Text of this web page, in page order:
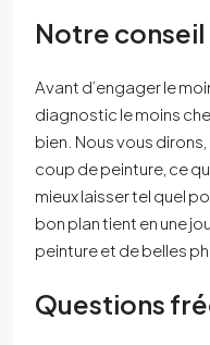
Notre conseil
Avant d’engager le
diagnostic le moins
bien. Nous vous
coup de peinture, ce
mieux laisser tel quel
bon plan tient en une
peinture et de belles
Questions